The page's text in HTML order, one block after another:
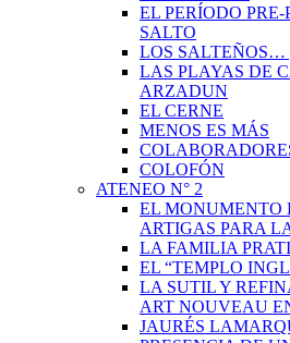
EL PERÍODO
SALTO
LOS SALTEÑOS…
LAS PLAYAS DE
ARZADUN
EL CERNE
MENOS ES MÁS
COLOFÓN
ATENEO N° 2
EL MONUMENTO
ARTIGAS PARA
LA FAMILIA PRATI
EL “TEMPLO
LA SUTIL Y
ART NOUVEAU
JAURÉS